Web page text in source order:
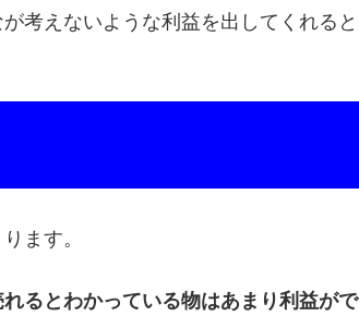
考えないような利益を出してくれると
ます。
るとわかっている物はあまり利益がで